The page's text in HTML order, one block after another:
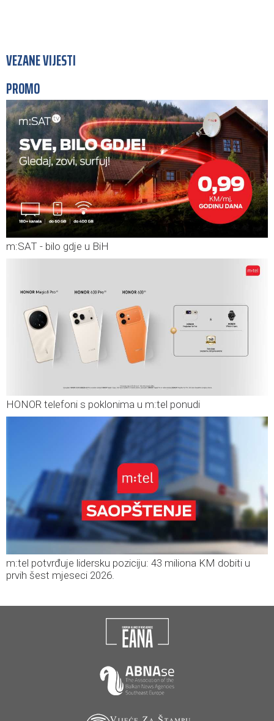
VEZANE VIJESTI
PROMO
m:SAT - bilo gdje u BiH
HONOR telefoni s poklonima u m:tel ponudi
m:tel potvrđuje lidersku poziciju: 43 miliona KM dobiti u
prvih šest mjeseci 2026.